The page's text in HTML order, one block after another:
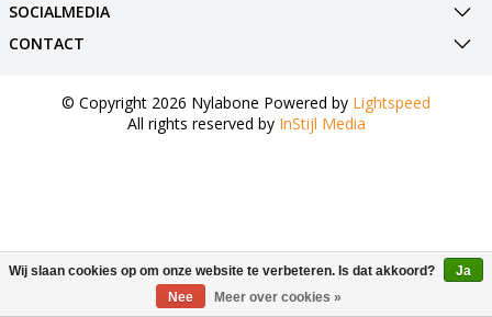
SOCIALMEDIA
CONTACT
© Copyright 2026 Nylabone Powered by Lightspeed
All rights reserved by InStijl Media
Wij slaan cookies op om onze website te verbeteren. Is dat akkoord?
Ja
Nee
Meer over cookies »